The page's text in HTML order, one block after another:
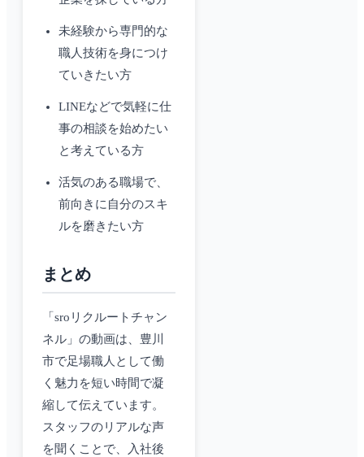
未経験から専門的な
職人技術を身につけ
ていきたい方
LINEなどで気軽に仕
事の相談を始めたい
と考えている方
活気のある職場で、
前向きに自分のスキ
ルを磨きたい方
まとめ
「sroリクルートチャン
ネル」の動画は、豊川
市で足場職人として働
く魅力を短い時間で凝
縮して伝えています。
スタッフのリアルな声
を聞くことで、入社後